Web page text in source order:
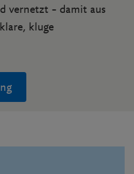
vernetzt – damit aus
kluge